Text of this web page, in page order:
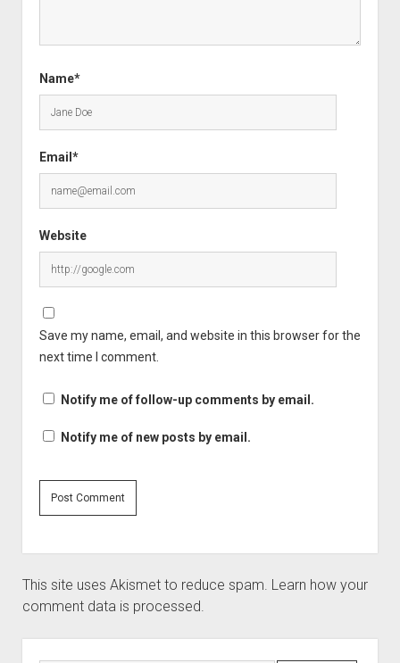
Name*
Email*
Website
Save my name, email, and website in this browser for the
next time I comment.
Notify me of follow-up comments by email.
Notify me of new posts by email.
This site uses Akismet to reduce spam. Learn how your
comment data is processed.